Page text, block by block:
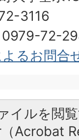
3116
0979-72-
るお問合
イルを閲
Acrobat